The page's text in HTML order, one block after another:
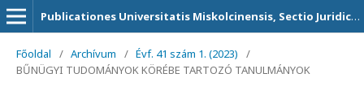
Publicationes Universitatis Miskolcinensis, Sectio Juridica et Politica
Főoldal / Archívum / Évf. 41 szám 1. (2023)
/
BŰNÜGYI TUDOMÁNYOK KÖRÉBE TARTOZÓ TANULMÁNYOK